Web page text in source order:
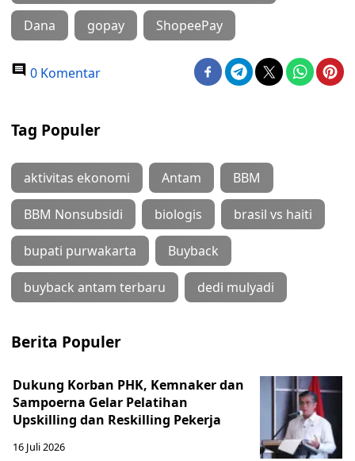
Dana gopay ShopeePay
0 Komentar
Tag Populer
aktivitas ekonomi Antam BBM
BBM Nonsubsidi biologis brasil vs haiti
bupati purwakarta Buyback
buyback antam terbaru dedi mulyadi
Berita Populer
Dukung Korban PHK, Kemnaker dan
Sampoerna Gelar Pelatihan
Upskilling dan Reskilling Pekerja
16 Juli 2026